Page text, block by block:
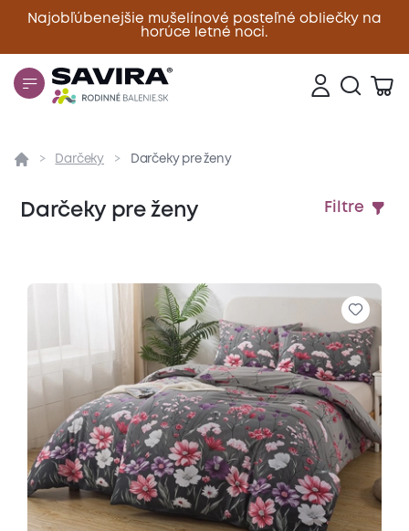
Najobľúbenejšie mušelínové posteľné obliečky na
horúce letné noci.
Zavrieť
Darčeky Darčeky pre ženy
Darčeky pre ženy Filtre